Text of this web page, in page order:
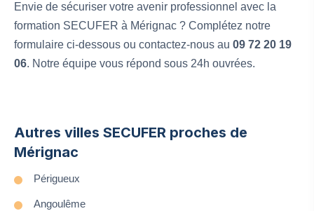
Envie de sécuriser votre avenir professionnel avec la
formation SECUFER à Mérignac ? Complétez notre
formulaire ci-dessous ou contactez-nous au 09 72 20 19
06. Notre équipe vous répond sous 24h ouvrées.
Autres villes SECUFER proches de
Mérignac
Périgueux
Angoulême